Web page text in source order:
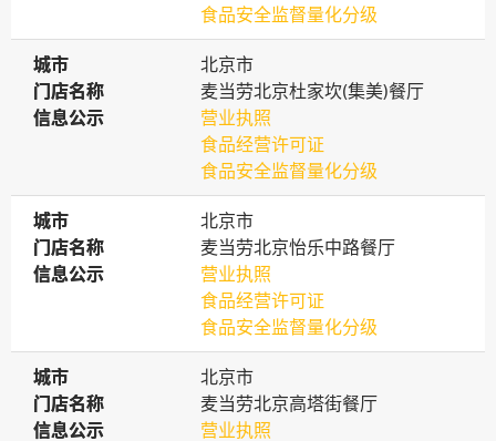
食品安全监督量化分级
城市
城市
北京市
门店名称
门店名称
麦当劳北京杜家坎(集美)餐厅
信息公示
信息公示
营业执照
食品经营许可证
食品安全监督量化分级
城市
城市
北京市
门店名称
门店名称
麦当劳北京怡乐中路餐厅
信息公示
信息公示
营业执照
食品经营许可证
食品安全监督量化分级
城市
城市
北京市
门店名称
门店名称
麦当劳北京高塔街餐厅
信息公示
信息公示
营业执照